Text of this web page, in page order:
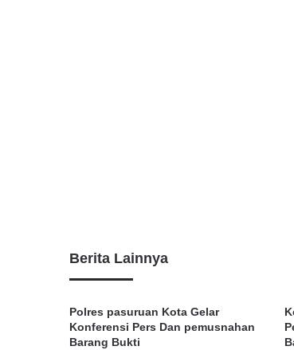
Berita Lainnya
Polres pasuruan Kota Gelar
Konferensi Pers Dan pemusnahan
Barang Bukti